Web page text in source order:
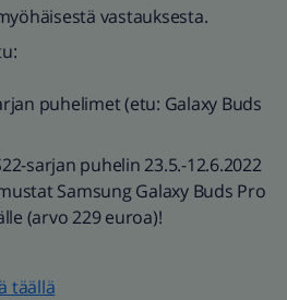
vastauksesta.
puhelimet (etu: Galaxy Buds
sarjan puhelin 23.5.-12.6.2022
Samsung Galaxy Buds Pro
(arvo 229 euroa)!
täällä